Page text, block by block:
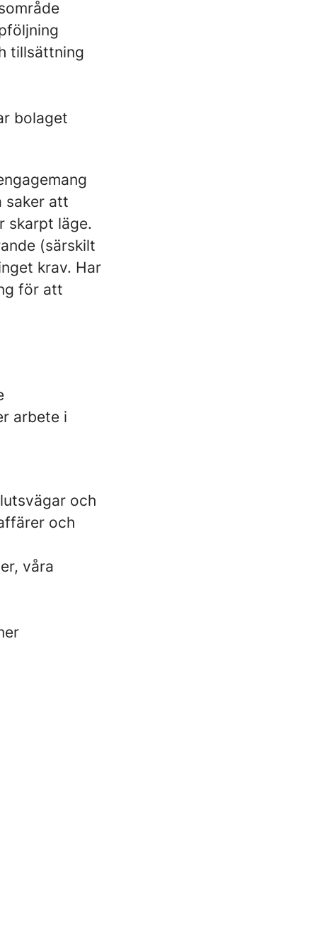
tillsättning
bolaget
saker att
skarpt läge.
(särskilt
krav. Har
för att
arbete i
och
och
våra